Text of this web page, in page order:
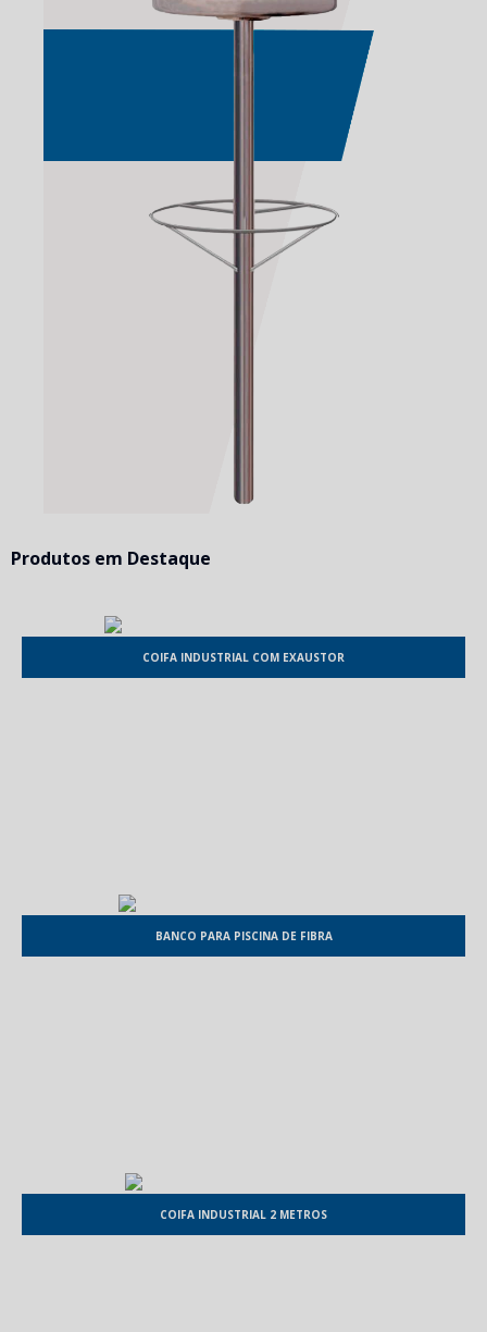
Produtos em Destaque
COIFA INDUSTRIAL COM EXAUSTOR
BANCO PARA PISCINA DE FIBRA
COIFA INDUSTRIAL 2 METROS